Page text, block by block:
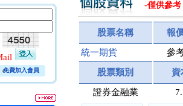
免費加入會員
-僅供參考
股票名稱 報
統一期貨 參
股票類別 資
證券金融業